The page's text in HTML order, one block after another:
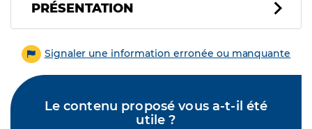
PRÉSENTATION
Signaler une information erronée ou manquante
Le contenu proposé vous a-t-il été
utile ?